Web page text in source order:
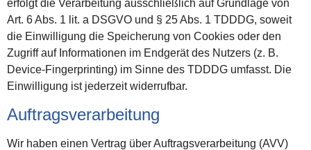
erfolgt die Verarbeitung ausschließlich auf Grundlage von
Art. 6 Abs. 1 lit. a DSGVO und § 25 Abs. 1 TDDDG, soweit
die Einwilligung die Speicherung von Cookies oder den
Zugriff auf Informationen im Endgerät des Nutzers (z. B.
Device-Fingerprinting) im Sinne des TDDDG umfasst. Die
Einwilligung ist jederzeit widerrufbar.
Auftragsverarbeitung
Wir haben einen Vertrag über Auftragsverarbeitung (AVV)